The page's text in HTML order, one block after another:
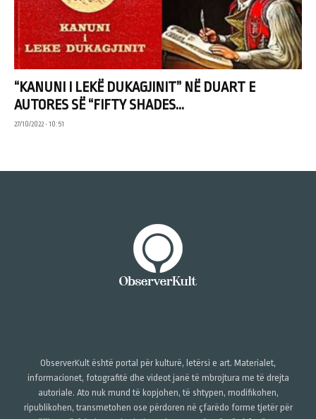
“KANUNI I LEKË DUKAGJINIT” NË DUART E
AUTORES SË “FIFTY SHADES...
27/10/2022 • 10:51
ObserverKult është portal për kulturë, letërsi e art. Materialet,
informacionet, fotografitë dhe videot janë të mbrojtura me të drejta
autoriale. Ato nuk mund të kopjohen, të shtypen, modifikohen,
ripublikohen, transmetohen ose përdoren në çfarëdo forme tjetër për